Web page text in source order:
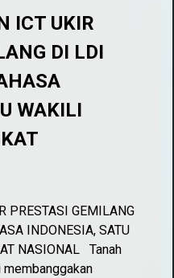
ICT UKIR
DI LDI
WAKILI
PRESTASI GEMILANG
INDONESIA, SATU
NASIONAL Tanah